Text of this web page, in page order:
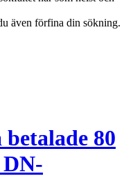
även förfina din sökning.
80